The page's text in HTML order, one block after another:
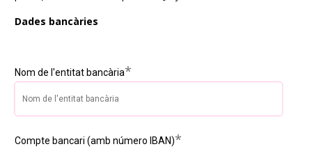
Dades bancàries
Nom de l'entitat bancària*
Compte bancari (amb número IBAN)*